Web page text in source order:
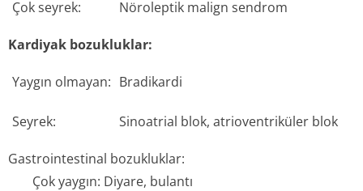
Çok seyrek: Nöroleptik malign sendrom
Kardiyak bozukluklar:
Yaygın olmayan: Bradikardi
Seyrek: Sinoatrial blok, atrioventriküler blok
Gastrointestinal bozukluklar:
Çok yaygın: Diyare, bulantı